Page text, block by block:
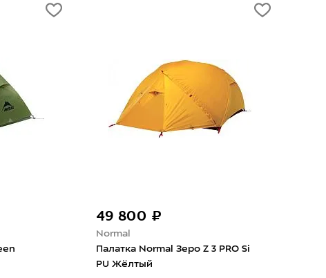
49 800 ₽
Normal
Палатка Normal Зеро Z 3 PRO Si
PU Жёлтый